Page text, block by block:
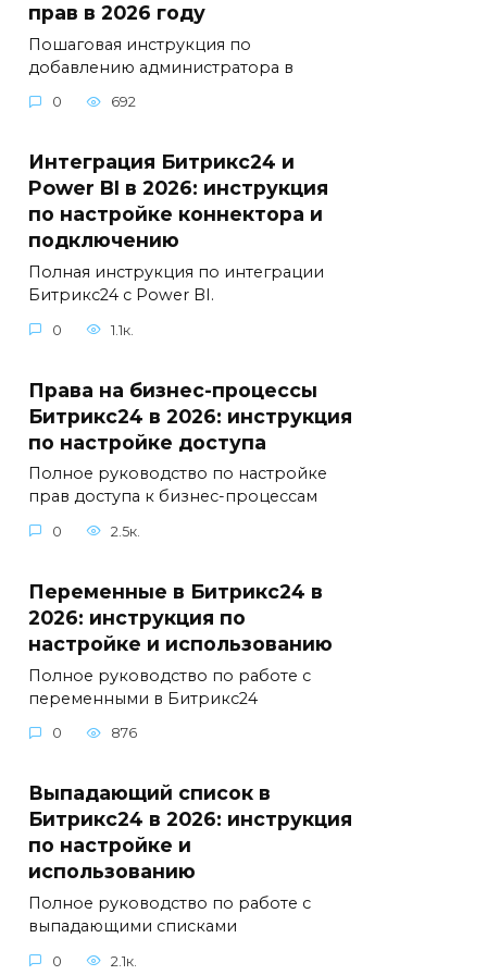
прав в 2026 году
Пошаговая инструкция по
добавлению администратора в
0 692
Интеграция Битрикс24 и
Power BI в 2026: инструкция
по настройке коннектора и
подключению
Полная инструкция по интеграции
Битрикс24 с Power BI.
0 1.1к.
Права на бизнес-процессы
Битрикс24 в 2026: инструкция
по настройке доступа
Полное руководство по настройке
прав доступа к бизнес-процессам
0 2.5к.
Переменные в Битрикс24 в
2026: инструкция по
настройке и использованию
Полное руководство по работе с
переменными в Битрикс24
0 876
Выпадающий список в
Битрикс24 в 2026: инструкция
по настройке и
использованию
Полное руководство по работе с
выпадающими списками
0 2.1к.